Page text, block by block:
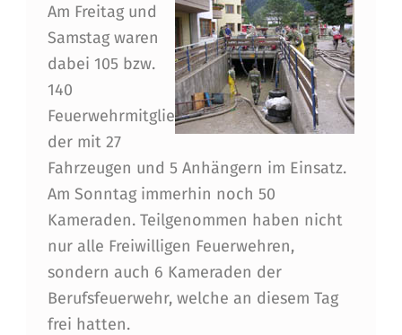
R
U
C
K
E
R
F
E
U
E
Am Freitag und
Samstag waren
dabei 105 bzw.
140
Feuerwehrmitglie
der mit 27
Fahrzeugen und 5 Anhängern im Einsatz.
Am Sonntag immerhin noch 50
Kameraden. Teilgenommen haben nicht
nur alle Freiwilligen Feuerwehren,
sondern auch 6 Kameraden der
Berufsfeuerwehr, welche an diesem Tag
frei hatten.